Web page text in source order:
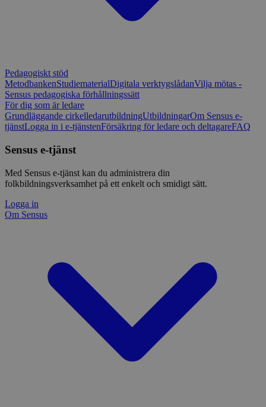
Pedagogiskt stöd
MetodbankenStudiematerialDigitala verktygslådanVilja mötas -
Sensus pedagogiska förhållningssätt
För dig som är ledare
Grundläggande cirkelledarutbildningUtbildningarOm Sensus e-
tjänstLogga in i e-tjänstenFörsäkring för ledare och deltagareFAQ
Sensus e-tjänst
Med Sensus e-tjänst kan du administrera din
folkbildningsverksamhet på ett enkelt och smidigt sätt.
Logga in
Om Sensus